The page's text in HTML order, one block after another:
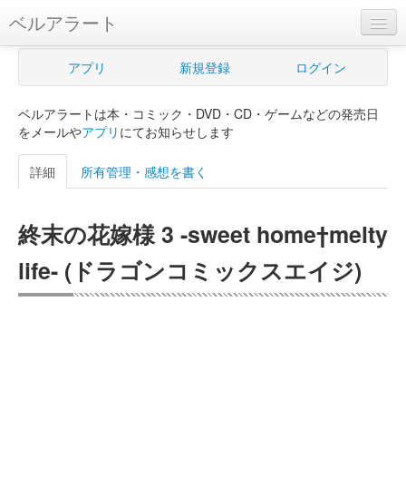
ベルアラート
ベルアラートとは
新規登録
ログイン
購入管理
Myシェルフ
アプリ 新規登録 ログイン
ベルアラートは本・コミック・DVD・CD・ゲームなどの発売日
をメールやアプリ にてお知らせします
詳細 所有管理・感想を書く
終末の花嫁様 3 -sweet home†melty
life- (ドラゴンコミックスエイジ)